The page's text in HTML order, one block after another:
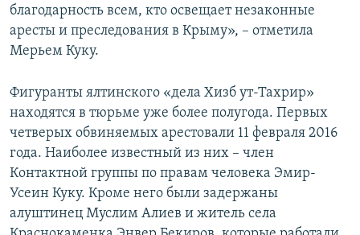
благодарность всем, кто освещает незаконные
аресты и преследования в Крыму», – отметила
Мерьем Куку.
Фигуранты ялтинского «дела Хизб ут-Тахрир»
находятся в тюрьме уже более полугода. Первых
четверых обвиняемых арестовали 11 февраля 2016
года. Наиболее известный из них – член
Контактной группы по правам человека Эмир-
Усеин Куку. Кроме него были задержаны
алуштинец Муслим Алиев и житель села